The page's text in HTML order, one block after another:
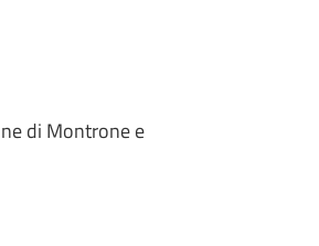
di Montrone e